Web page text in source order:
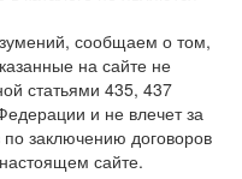
сообщаем о том,
на сайте не
статьями 435, 437
и не влечет за
по заключению договоров
сайте.